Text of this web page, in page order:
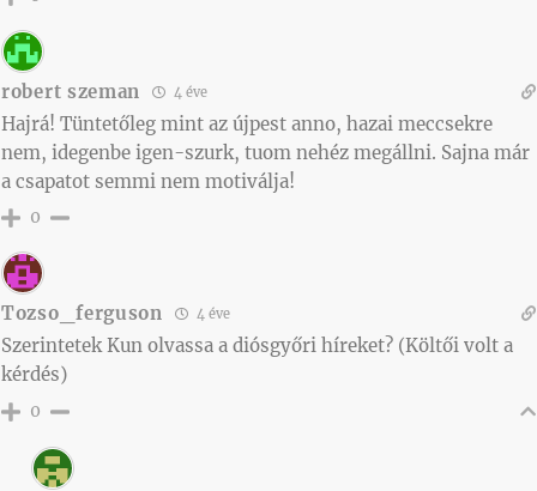
robert szeman 4 éve
Hajrá! Tüntetőleg mint az újpest anno, hazai meccsekre
nem, idegenbe igen-szurk, tuom nehéz megállni. Sajna már
a csapatot semmi nem motiválja!
0
Tozso_ferguson 4 éve
Szerintetek Kun olvassa a diósgyőri híreket? (Költői volt a
kérdés)
0